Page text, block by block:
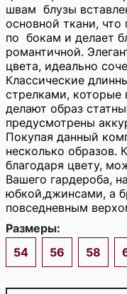
швам блузы
основной ткани, что
по бокам и делает
романтичной.
цвета, идеально
Классические
стрелками, которые
делают образ
предусмотрены
Покупая данный
несколько образов.
благодаря цвету,
Вашего гардероба,
юбкой,джинсами, а
повседневным
Размеры:
54
56 58